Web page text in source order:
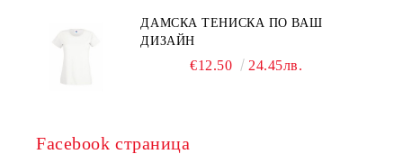
ДАМСКА ТЕНИСКА ПО ВАШ
ДИЗАЙН
€12.50 24.45лв.
Facebook страница